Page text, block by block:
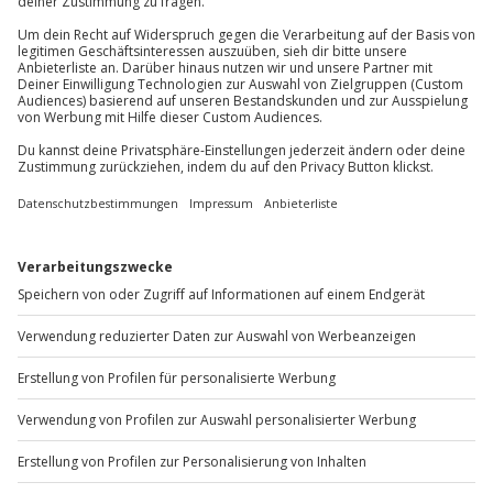
Du erreichst uns telefonisch zu folgenden Zeiten,
außer an bundesweiten Feiertagen:
Mo-Fr: 8-20 Uhr | Sa: 10-16 Uhr
Du möchtest als Firma bestellen?
Mo-Fr: 9-17 Uhr
b2b@jochen-schweizer.de
www.b2b.jochen-schweizer.de/
Artikelnummer: 14960